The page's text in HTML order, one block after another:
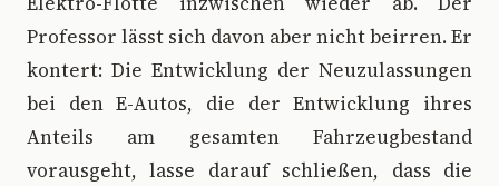
Professor lässt sich davon aber nicht beirren. Er
kontert: Die Entwicklung der Neuzulassungen
bei den E-Autos, die der Entwicklung ihres
Anteils am gesamten Fahrzeugbestand
vorausgeht, lasse darauf schließen, dass die